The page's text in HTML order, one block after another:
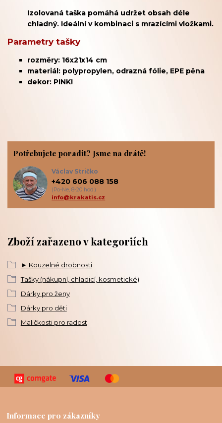
Izolovaná taška pomáhá udržet obsah déle
chladný. Ideální v kombinaci s mrazícími vložkami.
Parametry tašky
rozměry: 16x21x14 cm
materiál: polypropylen, odrazná fólie, EPE pěna
dekor: PINK!
Zboží zařazeno v kategoriích
► Kouzelné drobnosti
Tašky (nákupní, chladicí, kosmetické)
Dárky pro ženy
Dárky pro děti
Maličkosti pro radost
Potřebujete poradit? Jsme na drátě!
Václav Stričko
+420 606 088 158
(Po-Ne, 8-20 hod.)
info@krakatis.cz
Informace pro zákazníky